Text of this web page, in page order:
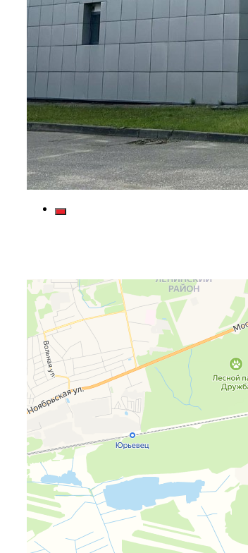
Яндекс Карты
Яндекс Карты — транспорт, навигация, поиск мест